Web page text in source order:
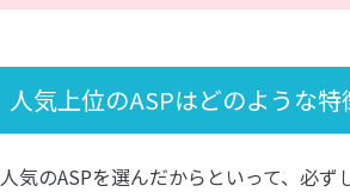
人気上位のASPはどのような特
人気のASPを選んだからといって、必ず